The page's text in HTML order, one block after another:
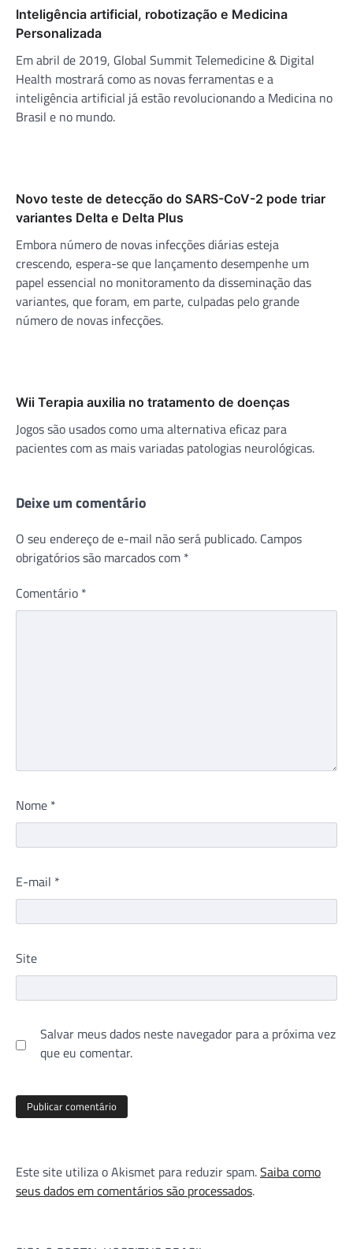
Inteligência artificial, robotização e Medicina
Personalizada
Em abril de 2019, Global Summit Telemedicine & Digital
Health mostrará como as novas ferramentas e a
inteligência artificial já estão revolucionando a Medicina no
Brasil e no mundo.
Novo teste de detecção do SARS-CoV-2 pode triar
variantes Delta e Delta Plus
Embora número de novas infecções diárias esteja
crescendo, espera-se que lançamento desempenhe um
papel essencial no monitoramento da disseminação das
variantes, que foram, em parte, culpadas pelo grande
número de novas infecções.
Wii Terapia auxilia no tratamento de doenças
Jogos são usados como uma alternativa eficaz para
pacientes com as mais variadas patologias neurológicas.
Deixe um comentário
O seu endereço de e-mail não será publicado. Campos
obrigatórios são marcados com *
Comentário *
Nome *
E-mail *
Site
Salvar meus dados neste navegador para a próxima vez
que eu comentar.
Este site utiliza o Akismet para reduzir spam.Saiba como
seus dados em comentários são processados.